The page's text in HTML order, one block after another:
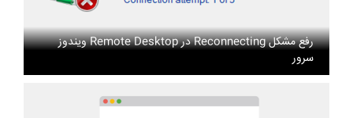
رفع مشکل Reconnecting در Remote Desktop ویندوز
سرور